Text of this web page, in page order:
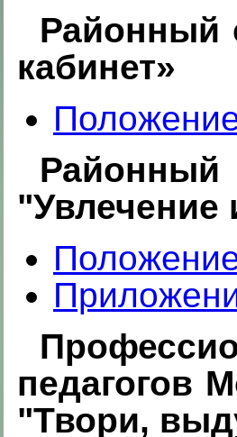
Районный
кабинет»
"Увлечение
педагогов
"Твори,